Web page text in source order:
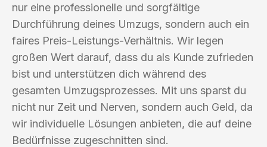
nur eine professionelle und sorgfältige
Durchführung deines Umzugs, sondern auch ein
faires Preis-Leistungs-Verhältnis. Wir legen
großen Wert darauf, dass du als Kunde zufrieden
bist und unterstützen dich während des
gesamten Umzugsprozesses. Mit uns sparst du
nicht nur Zeit und Nerven, sondern auch Geld, da
wir individuelle Lösungen anbieten, die auf deine
Bedürfnisse zugeschnitten sind.